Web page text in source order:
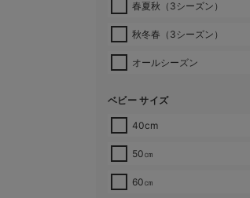
春夏秋（3シーズン）
秋冬春（3シーズン）
オールシーズン
ベビー サイズ
40cm
50㎝
60㎝